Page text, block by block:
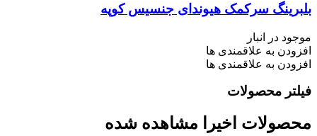
بلبرینگ سرکمک هیوندای جنسیس کوپه
موجود در انبار
افزودن به علاقمندی ها
افزودن به علاقمندی ها
فیلتر محصولات
محصولات اخیرا مشاهده شده